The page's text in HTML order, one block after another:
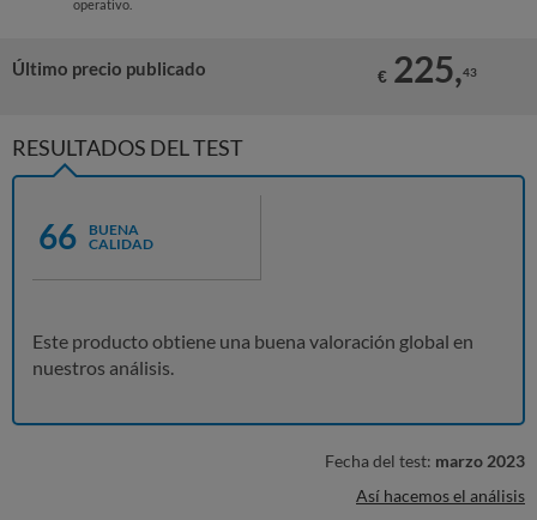
operativo.
Último precio publicado € 225,43
RESULTADOS DEL TEST
66
BUENA
CALIDAD
Este producto obtiene una buena valoración global en
nuestros análisis.
Fecha del test: marzo 2023
Así hacemos el análisis